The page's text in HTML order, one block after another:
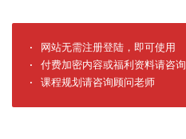
· 网站无需注册登陆，即可使用
· 付费加密内容或福利资料请咨询
· 课程规划请咨询顾问老师